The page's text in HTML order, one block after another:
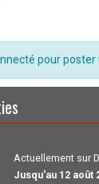
pour
Actuellement sur
Jusqu'au 12 août